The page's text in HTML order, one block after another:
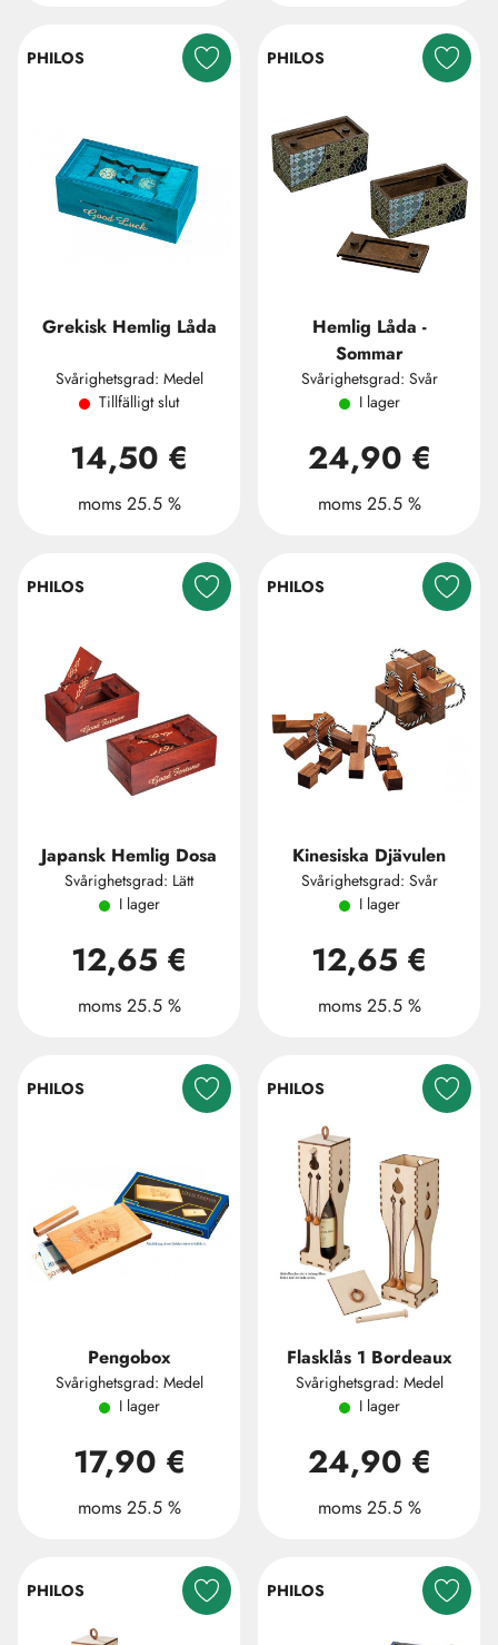
PHILOS
Grekisk Hemlig Låda
Svårighetsgrad: Medel
Tillfälligt slut
14,50 €
moms 25.5 %
PHILOS
Hemlig Låda -
Sommar
Svårighetsgrad: Svår
I lager
24,90 €
moms 25.5 %
PHILOS
Japansk Hemlig Dosa
Svårighetsgrad: Lätt
I lager
12,65 €
moms 25.5 %
PHILOS
Kinesiska Djävulen
Svårighetsgrad: Svår
I lager
12,65 €
moms 25.5 %
PHILOS
Pengobox
Svårighetsgrad: Medel
I lager
17,90 €
moms 25.5 %
PHILOS
Flasklås 1 Bordeaux
Svårighetsgrad: Medel
I lager
24,90 €
moms 25.5 %
PHILOS PHILOS